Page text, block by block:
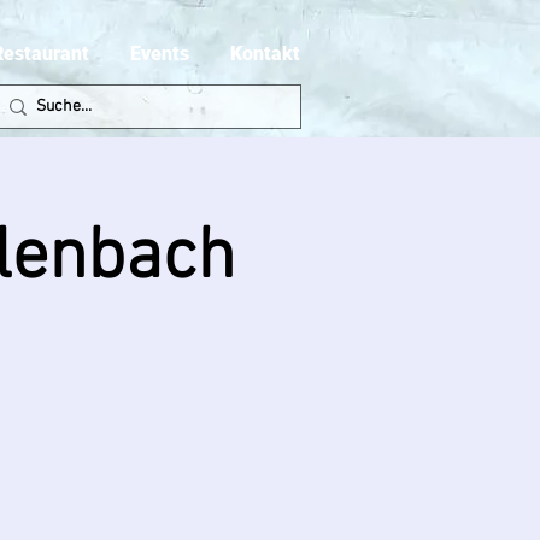
Events Kontakt